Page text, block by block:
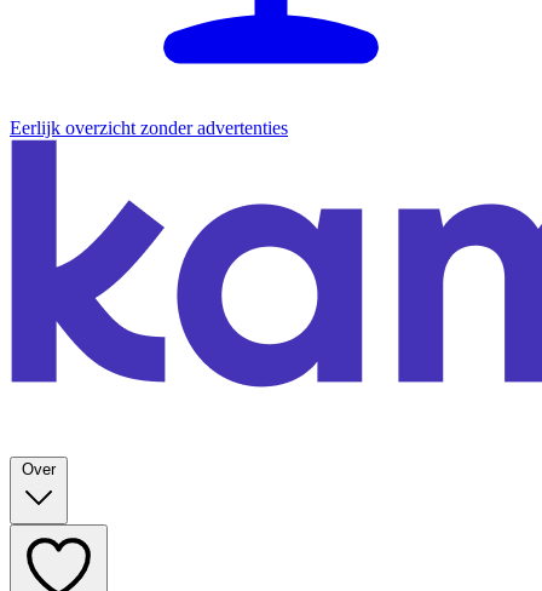
Eerlijk overzicht zonder advertenties
Over